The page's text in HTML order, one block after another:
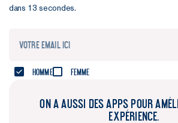
dans 13 secondes.
Homme Femme
ON A AUSSI DES APPS POUR
EXPÉRIENCE.